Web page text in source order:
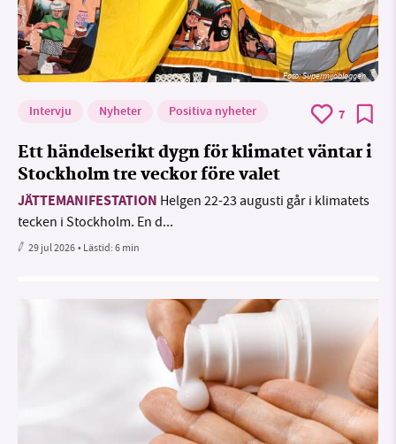
Foto: Supermijöbloggen
Intervju Nyheter Positiva nyheter 7
Ett händelserikt dygn för klimatet väntar i
Stockholm tre veckor före valet
JÄTTEMANIFESTATION Helgen 22-23 augusti går i klimatets
tecken i Stockholm. En d...
29 jul 2026• Lästid:6 min